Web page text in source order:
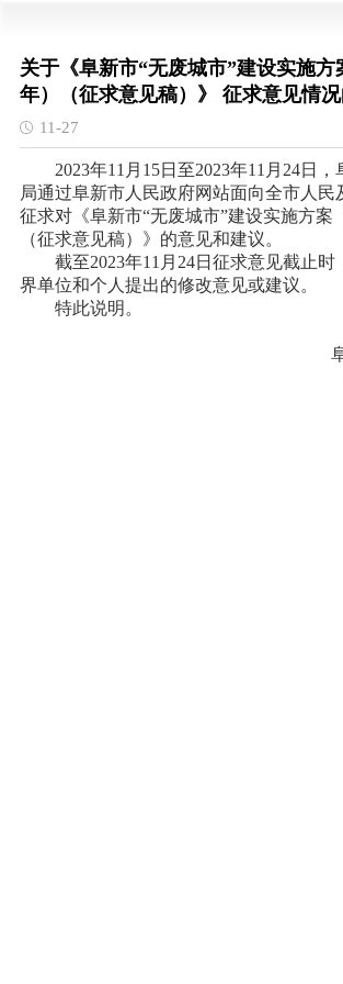
关于《阜新市“无废城市”建设实施方
年）（征求意见稿）》 征求意见情
11-27
2023年11月15日至2023年11月24日
局通过阜新市人民政府网站面向全市人民
征求对《阜新市“无废城市”建设实施方案
（征求意见稿）》的意见和建议。
截至2023年11月24日征求意见截止
界单位和个人提出的修改意见或建议。
特此说明。